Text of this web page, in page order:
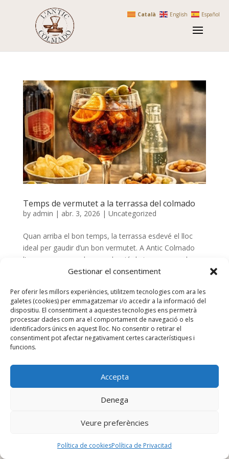
Gestionar el consentiment
Per oferir les millors experiències, utilitzem tecnologies com ara les
galetes (cookies) per emmagatzemar i/o accedir a la informació del
dispositiu. El consentiment a aquestes tecnologies ens permetrà
processar dades com ara el comportament de navegació o els
identificadors únics en aquest lloc. No consentir o retirar el
consentiment pot afectar negativament certes característiques i
funcions.
Accepta
Denega
Veure preferències
Política de cookiesPolítica de Privacitad
Temps de vermutet a la terrassa del colmado
by admin | abr. 3, 2026 | Uncategorized
Quan arriba el bon temps, la terrassa esdevé el lloc
ideal per gaudir d’un bon vermutet. A Antic Colmado
l’acompanyem amb una selecció de tapes pensades
per compartir i assaborir sense presses. Un espai
una bona...
Avís legal
Català English Español